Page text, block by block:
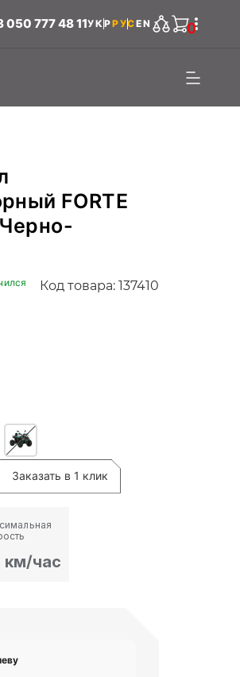
050 777 48 11УКРРУСEN 0
FORTE
Код товара: 137410
Заказать в 1 клик
км/час